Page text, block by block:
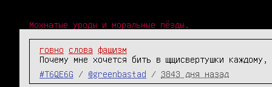
Мохнатые уроды и моральные пёзды.
говно слова
фашизм
Почему мне хочется бить в щщисвертушки
#T6QE6G
/ @greenbastad / 3843 дня назад